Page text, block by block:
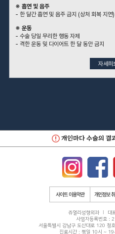
※ 흡연 및 음주
- 한 달간 흡연 및 음주 금지 (상처 회복 지연)
※ 운동
- 수술 당일 무리한 행동 자제
- 격한 운동 및 다이어트 한 달 동안 금지
자세히
개인마다 수술의 결
사이트 이용약관 개인정보
쥬얼리성형외과
대
사업자등록번호 :
서울특별시 강남구 도산대로 120 청
진료시간 : 평일 10시 ~